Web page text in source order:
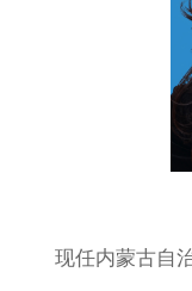
现任内蒙古自